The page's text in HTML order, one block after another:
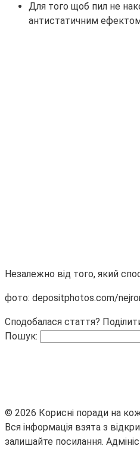
Для того щоб пил не
антистатичним
Незалежно від того, який
фото: depositphotos.com/
Сподобалася стаття?
Пошук:
© 2026 Корисні поради на
Вся інформація взята з
залишайте посилання.